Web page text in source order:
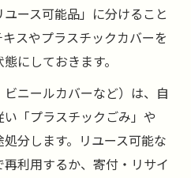
ース可能品」に分けること
スやプラスチックカバーを
にしておきます。
ニールカバーなど）は、自
「プラスチックごみ」や
処分します。リユース可能な
利用するか、寄付・リサイ